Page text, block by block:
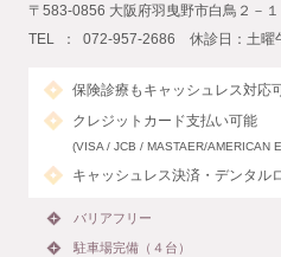
〒583-0856 大阪府羽曳野市白鳥２－１
TEL ： 072-957-2686 休診日：土曜
保険診療もキャッシュレス対応
クレジットカード支払い可能
(VISA / JCB / MASTAER/AMERICAN
キャッシュレス決済・デンタル
バリアフリー
駐車場完備（４台）